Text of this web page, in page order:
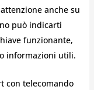
anche su
può indicarti
funzionante,
informazioni utili.
con telecomando